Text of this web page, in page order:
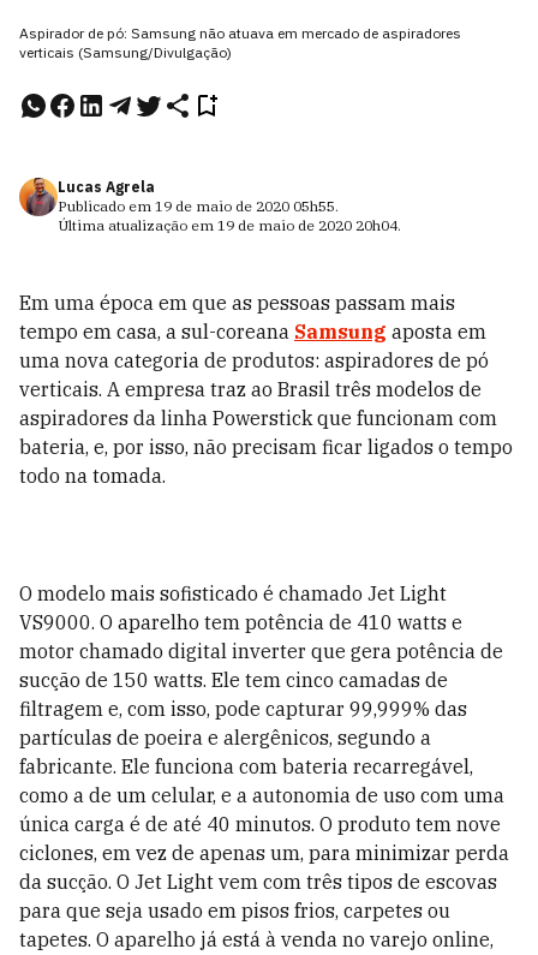
Aspirador de pó: Samsung não atuava em mercado de aspiradores
verticais (Samsung/Divulgação)
Lucas Agrela
Publicado em 19 de maio de 2020 05h55.
Última atualização em 19 de maio de 2020 20h04.
Em uma época em que as pessoas passam mais
tempo em casa, a sul-coreana Samsung aposta em
uma nova categoria de produtos: aspiradores de pó
verticais. A empresa traz ao Brasil três modelos de
aspiradores da linha Powerstick que funcionam com
bateria, e, por isso, não precisam ficar ligados o tempo
todo na tomada.
O modelo mais sofisticado é chamado Jet Light
VS9000. O aparelho tem potência de 410 watts e
motor chamado digital inverter que gera potência de
sucção de 150 watts. Ele tem cinco camadas de
filtragem e, com isso, pode capturar 99,999% das
partículas de poeira e alergênicos, segundo a
fabricante. Ele funciona com bateria recarregável,
como a de um celular, e a autonomia de uso com uma
única carga é de até 40 minutos. O produto tem nove
ciclones, em vez de apenas um, para minimizar perda
da sucção. O Jet Light vem com três tipos de escovas
para que seja usado em pisos frios, carpetes ou
tapetes. O aparelho já está à venda no varejo online,